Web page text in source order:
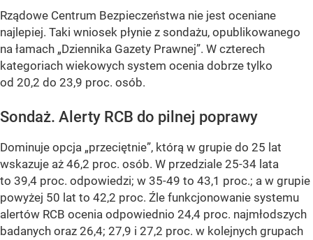
Rządowe Centrum Bezpieczeństwa nie jest oceniane
najlepiej. Taki wniosek płynie z sondażu, opublikowanego
na łamach „Dziennika Gazety Prawnej”. W czterech
kategoriach wiekowych system ocenia dobrze tylko
od 20,2 do 23,9 proc. osób.
Sondaż. Alerty RCB do pilnej poprawy
Dominuje opcja „przeciętnie”, którą w grupie do 25 lat
wskazuje aż 46,2 proc. osób. W przedziale 25-34 lata
to 39,4 proc. odpowiedzi; w 35-49 to 43,1 proc.; a w grupie
powyżej 50 lat to 42,2 proc. Źle funkcjonowanie systemu
alertów RCB ocenia odpowiednio 24,4 proc. najmłodszych
badanych oraz 26,4; 27,9 i 27,2 proc. w kolejnych grupach